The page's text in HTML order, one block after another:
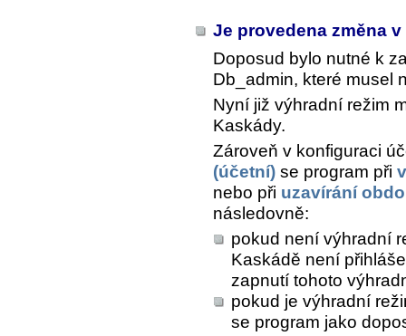
Je provedena změna
Doposud bylo nutné k
Db_admin, které musel
Nyní již výhradní režim
Kaskády.
Zároveň v konfiguraci
(účetní) se program při
nebo při uzavírání
následovně:
pokud není výhradní
Kaskádě není
zapnutí tohoto
pokud je výhradní
se program jako